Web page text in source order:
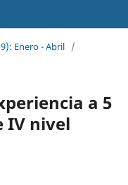
Enero - Abril /
a 5
IV nivel